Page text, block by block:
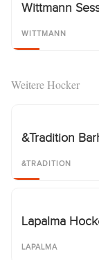
Wittmann
WITTMANN
Weitere Hocker
&Tradition
&TRADITION
Lapalma
LAPALMA